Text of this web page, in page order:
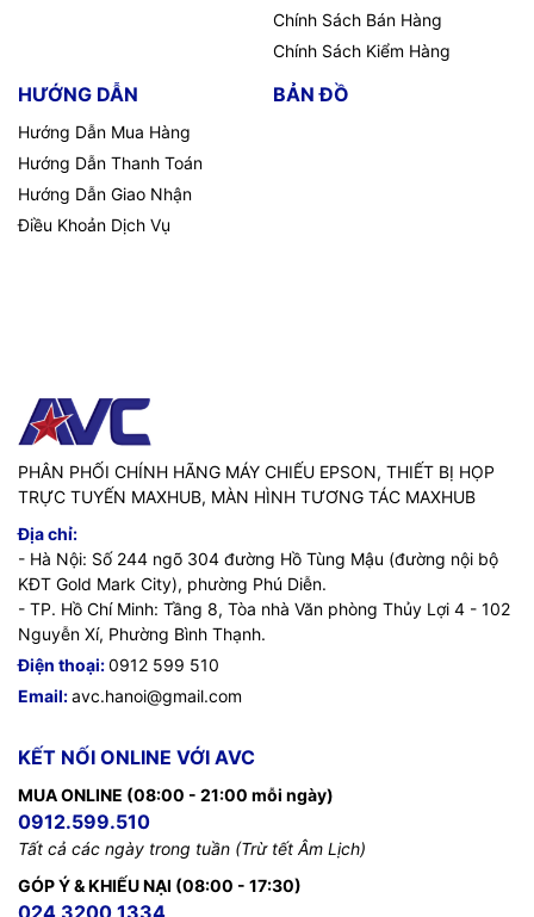
=>>Liên hệ ngay với chúng tôi để được tư vấn rõ hơn về
sản phẩm:
Hotline / Zalo: 091 259 9510 / 024 32001 334
Website: AVC.vn
Chính Sách Bán Hàng
Chính Sách Kiểm Hàng
HƯỚNG DẪN
Hướng Dẫn Mua Hàng
Hướng Dẫn Thanh Toán
Hướng Dẫn Giao Nhận
Điều Khoản Dịch Vụ
BẢN ĐỒ
PHÂN PHỐI CHÍNH HÃNG MÁY CHIẾU EPSON, THIẾT BỊ HỌP
TRỰC TUYẾN MAXHUB, MÀN HÌNH TƯƠNG TÁC MAXHUB
Địa chỉ:
- Hà Nội: Số 244 ngõ 304 đường Hồ Tùng Mậu (đường nội bộ
KĐT Gold Mark City), phường Phú Diễn.
- TP. Hồ Chí Minh: Tầng 8, Tòa nhà Văn phòng Thủy Lợi 4 - 102
Nguyễn Xí, Phường Bình Thạnh.
Điện thoại:0912 599 510
Email:avc.hanoi@gmail.com
KẾT NỐI ONLINE VỚI AVC
MUA ONLINE (08:00 - 21:00 mỗi ngày)
0912.599.510
Tất cả các ngày trong tuần (Trừ tết Âm Lịch)
GÓP Ý & KHIẾU NẠI (08:00 - 17:30)
024 3200 1334